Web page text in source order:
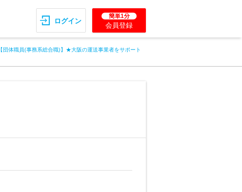
ログイン
簡単1分
会員登録
【団体職員(事務系総合職)】★大阪の運送事業者をサポート